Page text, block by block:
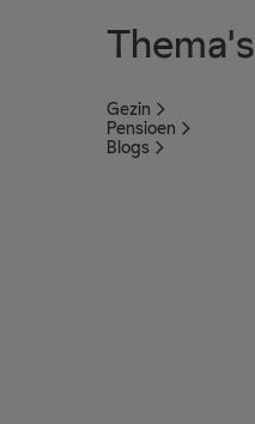
Thema's
Gezin
Pensioen
Blogs